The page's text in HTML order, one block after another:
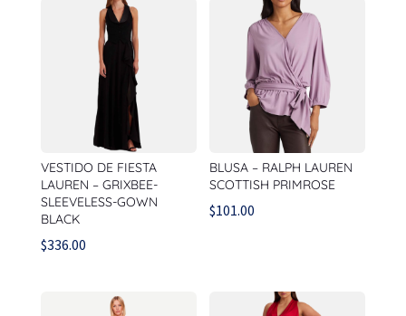
VESTIDO DE FIESTA
LAUREN – GRIXBEE-
SLEEVELESS-GOWN
BLACK
$336.00
BLUSA – RALPH LAUREN
SCOTTISH PRIMROSE
$101.00